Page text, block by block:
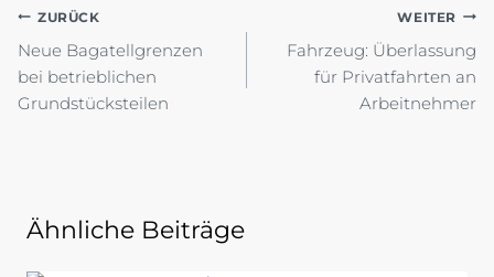
Beitragsnavigation
ZURÜCK
Neue Bagatellgrenzen
bei betrieblichen
Grundstücksteilen
WEITER
Fahrzeug: Überlassung
für Privatfahrten an
Arbeitnehmer
Ähnliche Beiträge